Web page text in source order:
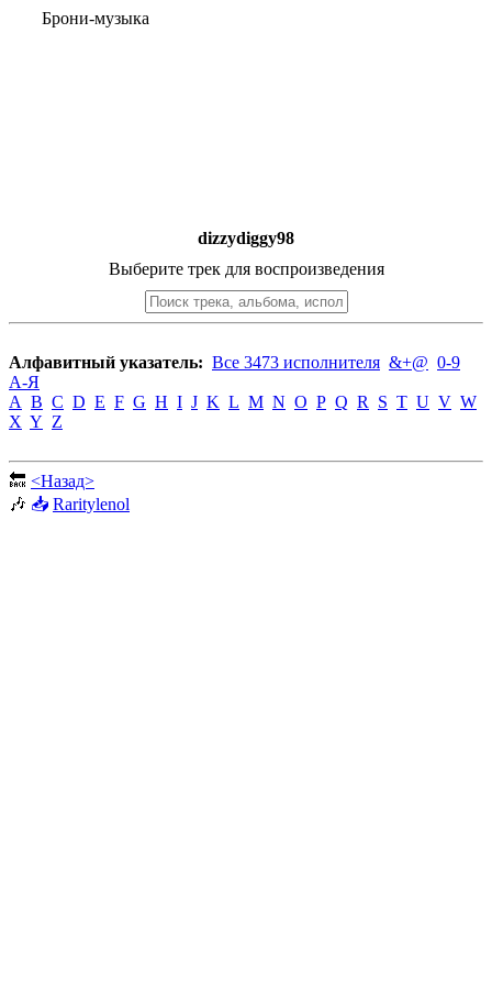
Брони-музыка
dizzydiggy98
Выберите трек для воспроизведения
Алфавитный указатель: Все 3473 исполнителя &+@ 0-9
А-Я
A B C D E F G H I J K L M N O P Q R S T U V W
X Y Z
🔙 <Назад>
🎶 📥 Raritylenol